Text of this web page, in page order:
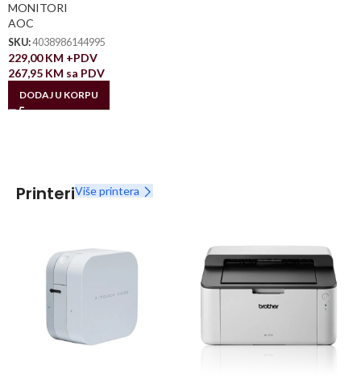
MONITORI
AOC
SKU:4038986144995
229,00KM +PDV
267,95 KM sa PDV
DODAJ U KORPU
PrinteriViše printera